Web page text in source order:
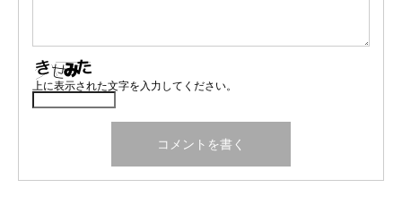
上に表示された文字を入力してください。